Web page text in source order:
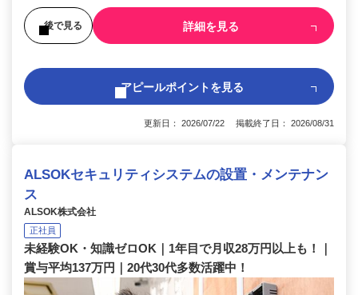
後で見る 詳細を見る
アピールポイントを見る
更新日： 2026/07/22 掲載終了日： 2026/08/31
ALSOKセキュリティシステムの設置・メンテナン
ス
ALSOK株式会社
正社員
未経験OK・知識ゼロOK｜1年目で月収28万円以上も！｜
賞与平均137万円｜20代30代多数活躍中！